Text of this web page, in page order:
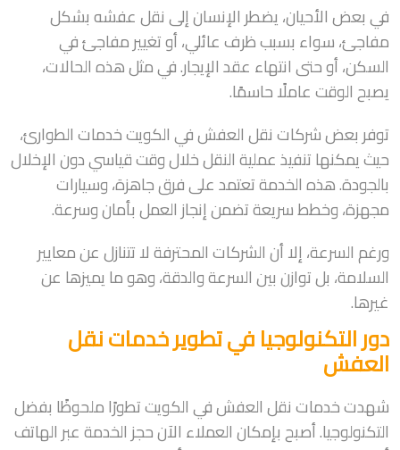
في بعض الأحيان، يضطر الإنسان إلى نقل عفشه بشكل
مفاجئ، سواء بسبب ظرف عائلي، أو تغيير مفاجئ في
السكن، أو حتى انتهاء عقد الإيجار. في مثل هذه الحالات،
يصبح الوقت عاملًا حاسمًا.
توفر بعض شركات نقل العفش في الكويت خدمات الطوارئ،
حيث يمكنها تنفيذ عملية النقل خلال وقت قياسي دون الإخلال
بالجودة. هذه الخدمة تعتمد على فرق جاهزة، وسيارات
مجهزة، وخطط سريعة تضمن إنجاز العمل بأمان وسرعة.
ورغم السرعة، إلا أن الشركات المحترفة لا تتنازل عن معايير
السلامة، بل توازن بين السرعة والدقة، وهو ما يميزها عن
غيرها.
دور التكنولوجيا في تطوير خدمات نقل
العفش
شهدت خدمات نقل العفش في الكويت تطورًا ملحوظًا بفضل
التكنولوجيا. أصبح بإمكان العملاء الآن حجز الخدمة عبر الهاتف